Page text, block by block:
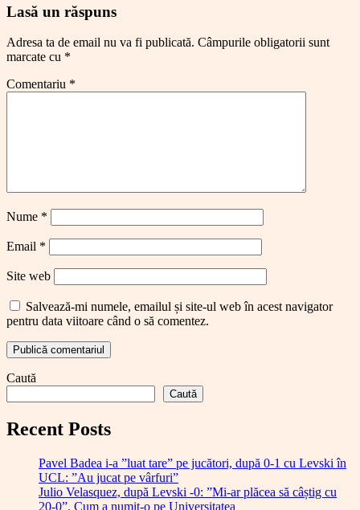
Lasă un răspuns
Adresa ta de email nu va fi publicată. Câmpurile obligatorii sunt
marcate cu *
Comentariu *
Nume *
Email *
Site web
Salvează-mi numele, emailul și site-ul web în acest navigator
pentru data viitoare când o să comentez.
Caută
Caută
Recent Posts
Pavel Badea i-a ”luat tare” pe jucători, după 0-1 cu Levski în
UCL: ”Au jucat pe vârfuri”
Julio Velasquez, după Levski -0: ”Mi-ar plăcea să câștig cu
20-0”. Cum a numit-o pe Universitatea